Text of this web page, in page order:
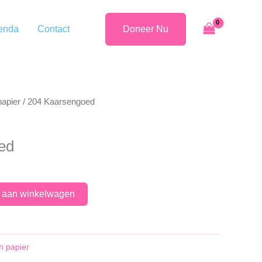
Contact Doneer Nu
/ 204 Kaarsengoed
winkelwagen
papier